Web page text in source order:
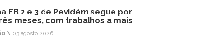
EB 2 e 3 de Pevidém segue por
meses, com trabalhos a mais
\ 03 agosto 2026